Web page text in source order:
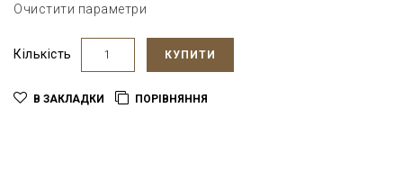
Очистити параметри
Кількість КУПИТИ
В ЗАКЛАДКИ ПОРІВНЯННЯ